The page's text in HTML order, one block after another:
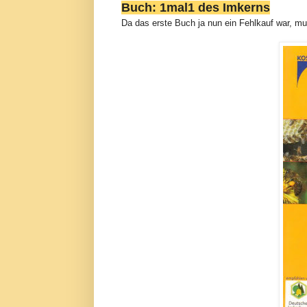
Buch: 1mal1 des Imkerns
Da das erste Buch ja nun ein Fehlkauf war,